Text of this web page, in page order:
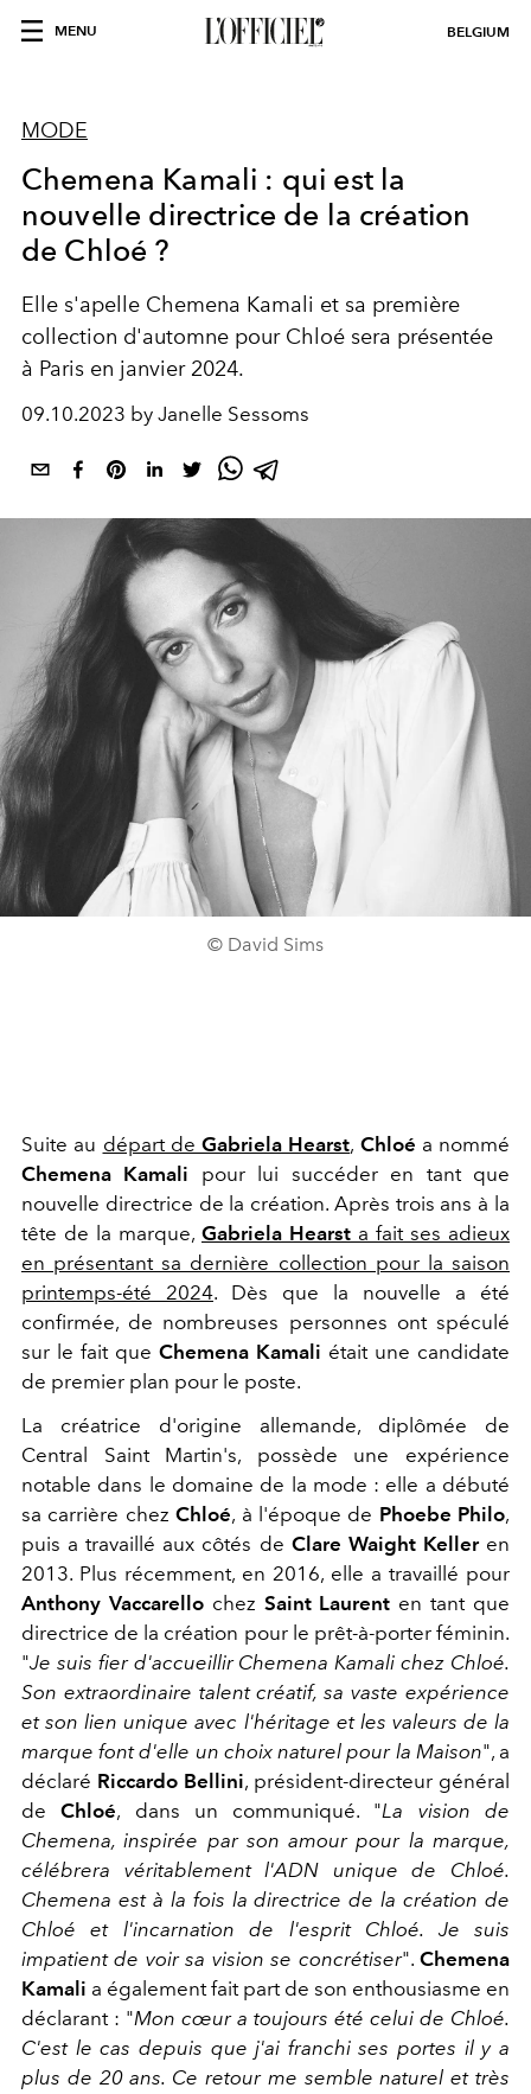
MENU BELGIUM
MODE
Chemena Kamali : qui est la
nouvelle directrice de la création
de Chloé ?
Elle s'apelle Chemena Kamali et sa première
collection d'automne pour Chloé sera présentée
à Paris en janvier 2024.
09.10.2023 by Janelle Sessoms
© David Sims
Suite au départ de Gabriela Hearst, Chloé a nommé
Chemena Kamali pour lui succéder en tant que
nouvelle directrice de la création. Après trois ans à la
tête de la marque, Gabriela Hearst a fait ses adieux
en présentant sa dernière collection pour la saison
printemps-été 2024. Dès que la nouvelle a été
confirmée, de nombreuses personnes ont spéculé
sur le fait que Chemena Kamali était une candidate
de premier plan pour le poste.
La créatrice d'origine allemande, diplômée de
Central Saint Martin's, possède une expérience
notable dans le domaine de la mode : elle a débuté
sa carrière chezChloé, à l'époque de Phoebe Philo,
puis a travaillé aux côtés de Clare Waight Kelleren
2013. Plus récemment, en 2016, elle a travaillé pour
Anthony Vaccarellochez Saint Laurent en tant que
directrice de la création pour le prêt-à-porter féminin.
"Je suis fier d'accueillir Chemena Kamali chez Chloé.
Son extraordinaire talent créatif, sa vaste expérience
et son lien unique avec l'héritage et les valeurs de la
marque font d'elle un choix naturel pour la Maison", a
déclaré Riccardo Bellini, président-directeur général
deChloé, dans un communiqué. "La vision de
Chemena, inspirée par son amour pour la marque,
célébrera véritablement l'ADN unique de Chloé.
Chemena est à la fois la directrice de la création de
Chloé et l'incarnation de l'esprit Chloé. Je suis
impatient de voir sa vision se concrétiser".Chemena
Kamali a également fait part de son enthousiasme en
déclarant : "Mon cœur a toujours été celui de Chloé.
C'est le cas depuis que j'ai franchi ses portes il y a
plus de 20 ans. Ce retour me semble naturel et très